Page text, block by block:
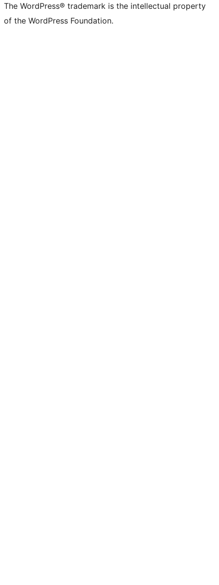
The WordPress® trademark is the intellectual property
of the WordPress Foundation.